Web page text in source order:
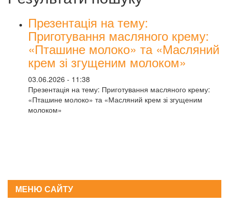
Презентація на тему:
Приготування масляного крему:
«Пташине молоко» та «Масляний
крем зі згущеним молоком»
03.06.2026 - 11:38
Презентація на тему: Приготування масляного крему:
«Пташине молоко» та «Масляний крем зі згущеним
молоком»
МЕНЮ САЙТУ